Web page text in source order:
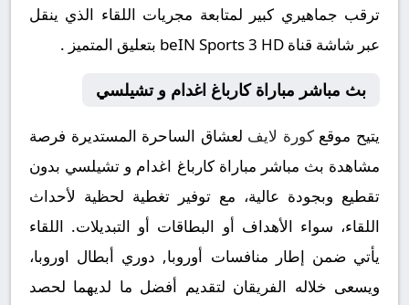
ترقب جماهيري كبير لمتابعة مجريات اللقاء الذي ينقل
عبر شاشة قناة beIN Sports 3 HD بتعليق المتميز .
بث مباشر مباراة كارباغ اغدام و تشيلسي
يتيح موقعكورة لايف لعشاق الساحرة المستديرة فرصة
مشاهدة بث مباشر مباراة كارباغ اغدام و تشيلسي بدون
تقطيع وبجودة عالية، مع توفير تغطية لحظية لأحداث
اللقاء، سواء الأهداف أو البطاقات أو التبديلات. اللقاء
يأتي ضمن إطار منافسات أوروبا, دوري أبطال اوروبا،
ويسعى خلاله الفريقان لتقديم أفضل ما لديهما لحصد